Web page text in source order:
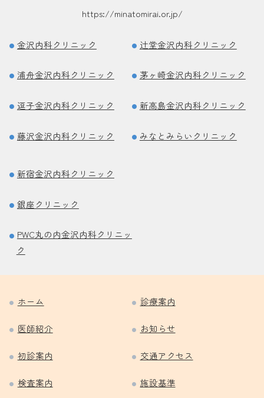
https://minatomirai.or.jp/
金沢内科クリニック
浦舟金沢内科クリニック
逗子金沢内科クリニック
藤沢金沢内科クリニック
辻堂金沢内科クリニック
茅ヶ崎金沢内科クリニック
新高島金沢内科クリニック
みなとみらいクリニック
新宿金沢内科クリニック
銀座クリニック
PWC丸の内金沢内科クリニッ
ク
ホーム 診療案内
医師紹介 お知らせ
初診案内 交通アクセス
検査案内 施設基準